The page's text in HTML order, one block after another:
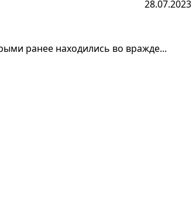
28.07.2023
ранее находились во вражде...